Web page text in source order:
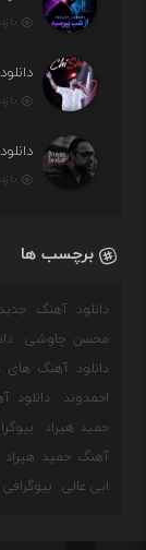
بازدید :
بازدید :
بازدید :
برچسب ها
دانلود آهنگ جدید
محسن چاوشی
دانلود آهنگ
احمدوند
دانلود
حمید هیراد
آهنگ حمید هیراد
ابی عالی